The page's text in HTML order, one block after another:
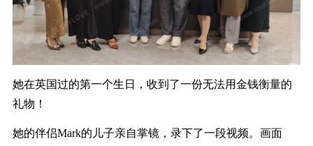
她在英国过的第一个生日，收到了一份无法用金钱衡量的
礼物 ！
她的伴侣Mark的儿子亲自掌镜，录下了一段视频。画面